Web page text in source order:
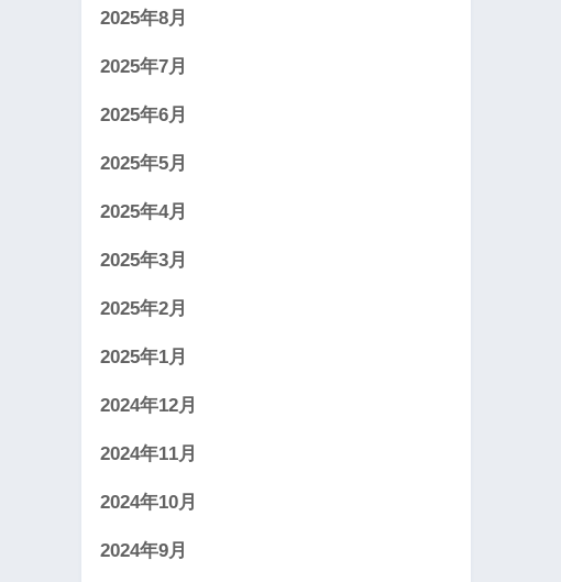
2025年8月
2025年7月
2025年6月
2025年5月
2025年4月
2025年3月
2025年2月
2025年1月
2024年12月
2024年11月
2024年10月
2024年9月